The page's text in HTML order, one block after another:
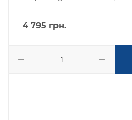
4 795 грн.